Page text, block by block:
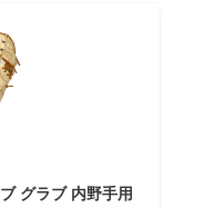
グラブ 内野手用